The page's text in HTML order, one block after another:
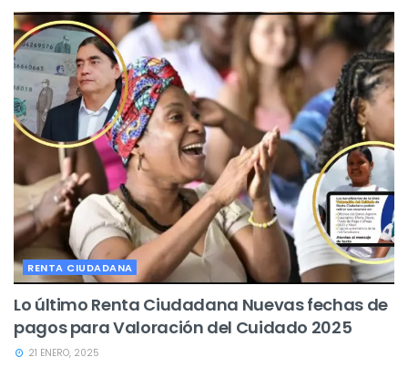
RENTA CIUDADANA
Lo último Renta Ciudadana Nuevas fechas de
pagos para Valoración del Cuidado 2025
21 ENERO, 2025